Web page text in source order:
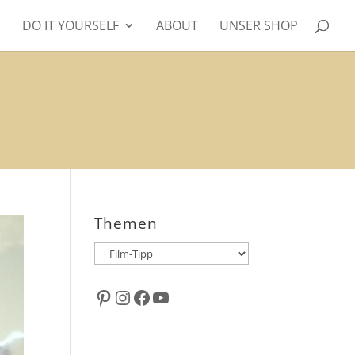
DO IT YOURSELF ABOUT UNSER SHOP
Themen
Themen
Pinterest
Instagram
Facebook
YouTube